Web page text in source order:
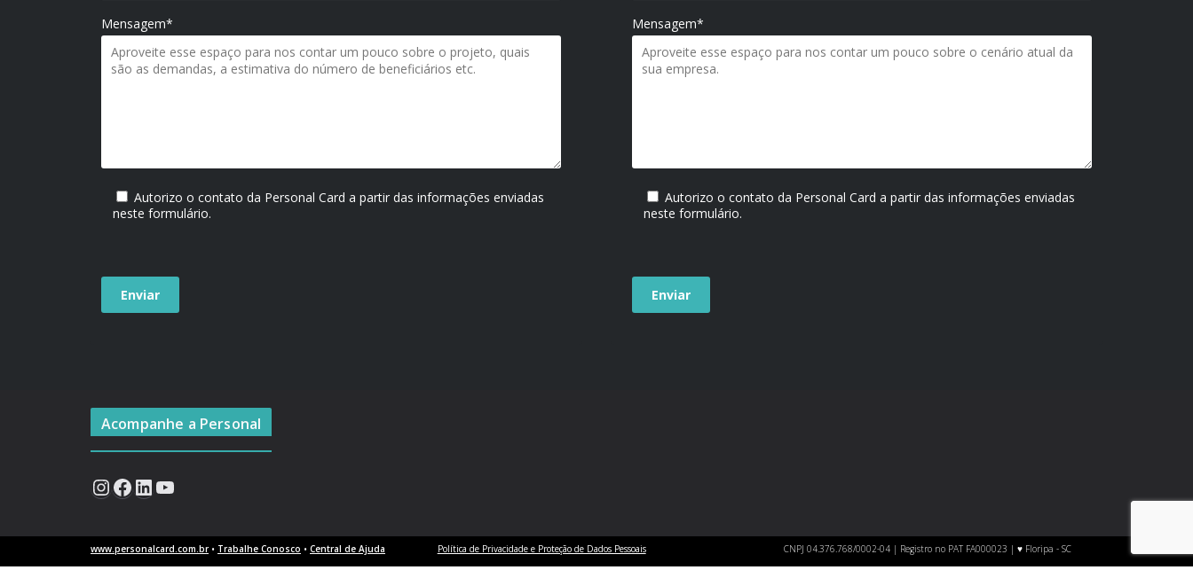
Mensagem*
Autorizo o contato da Personal Card a partir das informações enviadas
neste formulário.
Mensagem*
Autorizo o contato da Personal Card a partir das informações enviadas
neste formulário.
Acompanhe a Personal
www.personalcard.com.br• Trabalhe Conosco • Central de Ajuda Política de Privacidade e Proteção de Dados Pessoais CNPJ 04.376.768/0002-04 | Registro no PAT FA000023 | ♥︎ Floripa - SC